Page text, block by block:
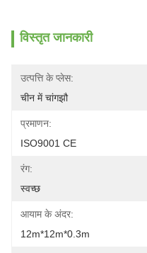
विस्तृत जानकारी
उत्पत्ति के प्लेस:
चीन में चांगझौ
प्रमाणन:
ISO9001 CE
रंग:
स्वच्छ
आयाम के अंदर:
12m*12m*0.3m